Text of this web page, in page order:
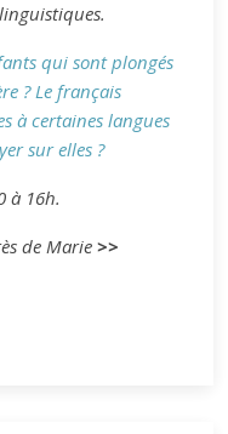
qui sont plongés
? Le français
à certaines langues
sur elles ?
à 16h.
de Marie >>